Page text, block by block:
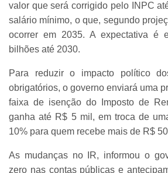
valor que será corrigido pelo INPC
salário mínimo, o que, segundo
ocorrer em 2035. A expectativa é
bilhões até 2030.
Para reduzir o impacto político
obrigatórios, o governo enviará uma
faixa de isenção do Imposto de
ganha até R$ 5 mil, em troca de
10% para quem recebe mais de R$
As mudanças no IR, informou o
zero nas contas públicas e